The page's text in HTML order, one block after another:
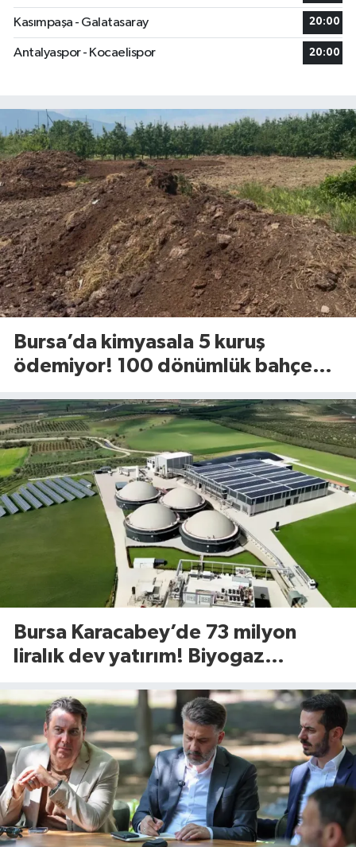
Kasımpaşa - Galatasaray 20:00
Antalyaspor - Kocaelispor 20:00
Bursa’da kimyasala 5 kuruş
ödemiyor! 100 dönümlük bahçede
Bursa Karacabey’de 73 milyon
liralık dev yatırım! Biyogaz
yükseliyor